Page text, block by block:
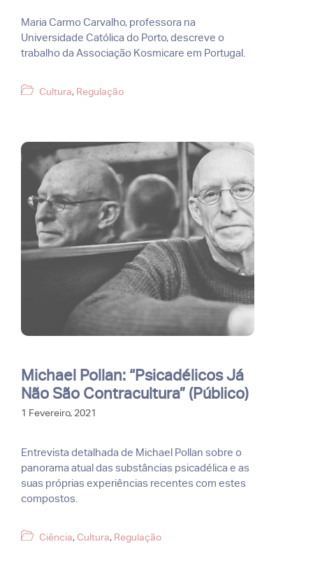
Maria Carmo Carvalho, professora na
Universidade Católica do Porto, descreve o
trabalho da Associação Kosmicare em Portugal.
Categorias
Cultura, Regulação
Michael Pollan: “Psicadélicos Já
Não São Contracultura” (Público)
1 Fevereiro, 2021
Entrevista detalhada de Michael Pollan sobre o
panorama atual das substâncias psicadélica e as
suas próprias experiências recentes com estes
compostos.
Categorias
Ciência, Cultura, Regulação